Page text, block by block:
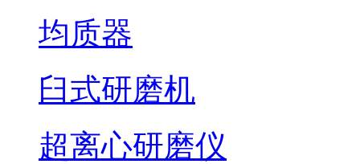
均质器
臼式研磨机
超离心研磨仪